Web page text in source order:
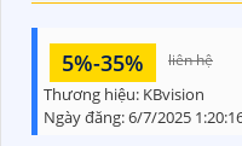
5%-35% liên hệ
Thương hiệu: KBvision
Ngày đăng:6/7/2025